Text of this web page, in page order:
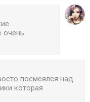
очень
посмеялся над
которая